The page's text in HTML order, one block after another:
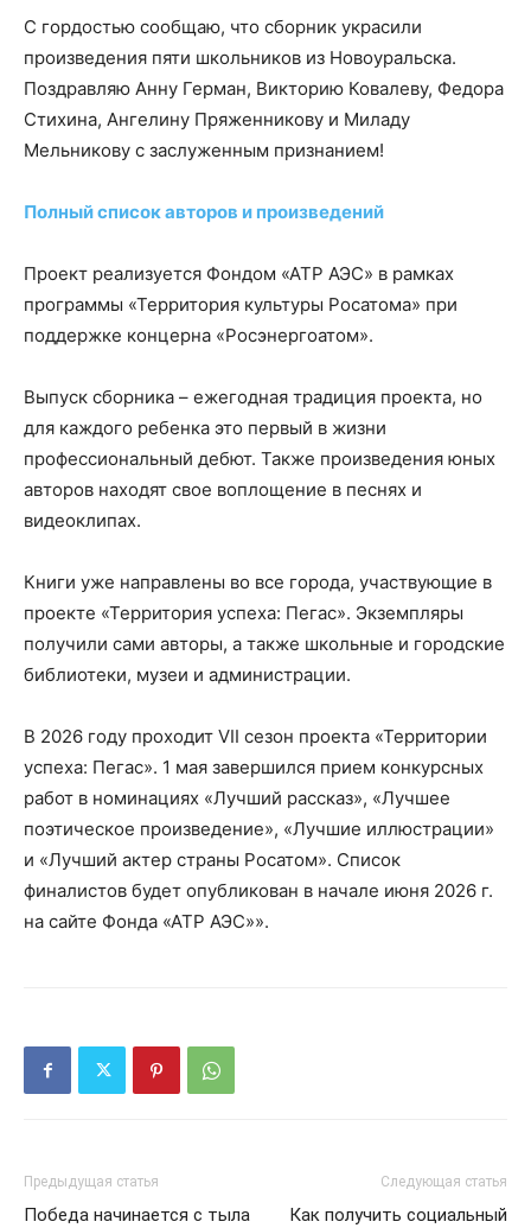
С гордостью сообщаю, что сборник украсили
произведения пяти школьников из Новоуральска.
Поздравляю Анну Герман, Викторию Ковалеву, Федора
Стихина, Ангелину Пряженникову и Миладу
Мельникову с заслуженным признанием!
Полный список авторов и произведений
Проект реализуется Фондом «АТР АЭС» в рамках
программы «Территория культуры Росатома» при
поддержке концерна «Росэнергоатом».
Выпуск сборника – ежегодная традиция проекта, но
для каждого ребенка это первый в жизни
профессиональный дебют. Также произведения юных
авторов находят свое воплощение в песнях и
видеоклипах.
Книги уже направлены во все города, участвующие в
проекте «Территория успеха: Пегас». Экземпляры
получили сами авторы, а также школьные и городские
библиотеки, музеи и администрации.
В 2026 году проходит VII сезон проекта «Территории
успеха: Пегас». 1 мая завершился прием конкурсных
работ в номинациях «Лучший рассказ», «Лучшее
поэтическое произведение», «Лучшие иллюстрации»
и «Лучший актер страны Росатом». Список
финалистов будет опубликован в начале июня 2026 г.
на сайте Фонда «АТР АЭС»».
Предыдущая статья
Победа начинается с тыла
Следующая статья
Как получить социальный